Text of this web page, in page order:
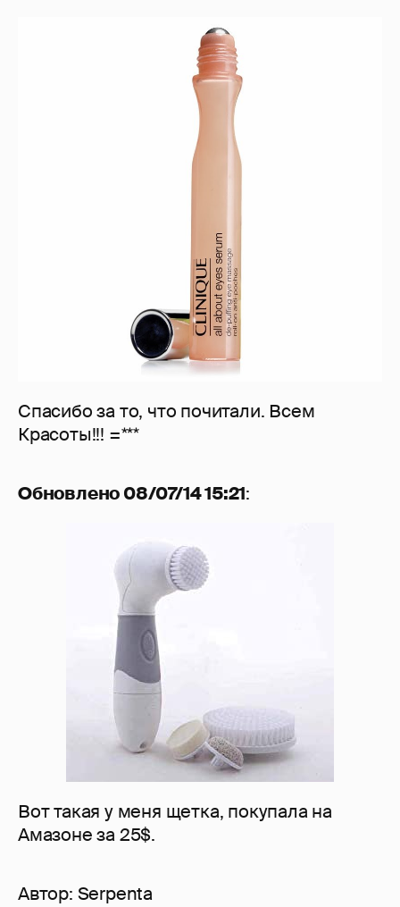
Спасибо за то, что почитали. Всем
Красоты!!! =***
Обновлено 08/07/14 15:21:
Вот такая у меня щетка, покупала на
Амазоне за 25$.
Автор: Serpenta